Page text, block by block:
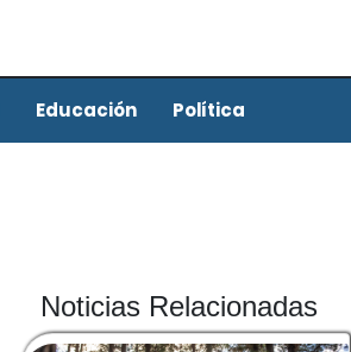
Educación Política
Noticias Relacionadas